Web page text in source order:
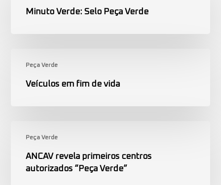
Minuto Verde: Selo Peça Verde
Peça Verde
Veículos em fim de vida
Peça Verde
revela
primeiros
centros
ANCAV revela primeiros centros
autorizados “Peça Verde”